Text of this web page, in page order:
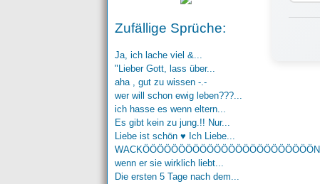
Zufällige Sprüche:
Ja, ich lache viel &...
"Lieber Gott, lass über...
aha , gut zu wissen -.-
wer will schon ewig leben???...
ich hasse es wenn eltern...
Es gibt kein zu jung.!! Nur...
Liebe ist schön ♥ Ich Liebe...
WACKÖÖÖÖÖÖÖÖÖÖÖÖÖÖÖÖÖÖÖÖÖÖÖÖN
wenn er sie wirklich liebt...
Die ersten 5 Tage nach dem...